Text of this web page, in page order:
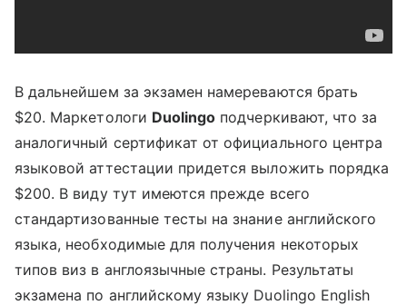
В дальнейшем за экзамен намереваются брать
$20. Маркетологи Duolingo подчеркивают, что за
аналогичный сертификат от официального центра
языковой аттестации придется выложить порядка
$200. В виду тут имеются прежде всего
стандартизованные тесты на знание английского
языка, необходимые для получения некоторых
типов виз в англоязычные страны. Результаты
экзамена по английскому языку Duolingo English